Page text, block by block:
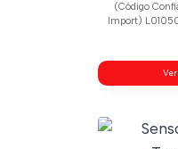
(Código
Import)